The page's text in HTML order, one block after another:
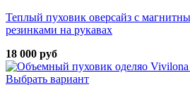
Теплый пуховик оверсайз с
резинками на рукавах
18 000 руб
Выбрать вариант